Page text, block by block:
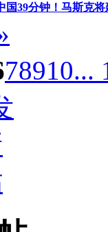
国39分钟！马斯克
78910...